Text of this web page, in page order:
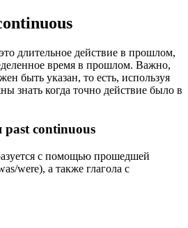
длительное действие в прошлом,
время в прошлом. Важно,
быть указан, то есть, используя
знать когда точно действие было в
past continuous
с помощью прошедшей
were), а также глагола с